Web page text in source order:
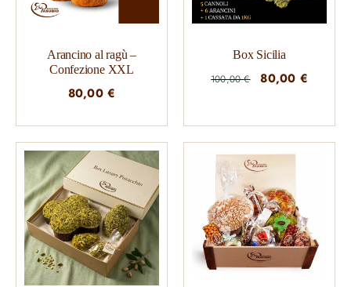
Arancino al ragù –
Confezione XXL
80,00€
Box Sicilia
100,00€
Il
era:
100,00 €.
80,00 €Il
è:
80,00